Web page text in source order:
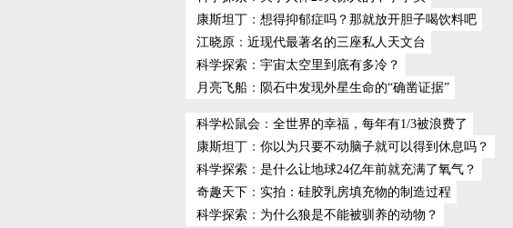
康斯坦丁 ： 想得抑郁症吗？那就放开胆子喝饮料吧
江晓原 ： 近现代最著名的三座私人天文台
科学探索 ： 宇宙太空里到底有多冷？
月亮飞船 ： 陨石中发现外星生命的“确凿证据”
科学松鼠会 ： 全世界的幸福，每年有1/3被浪费了
康斯坦丁 ： 你以为只要不动脑子就可以得到休息吗？
科学探索 ： 是什么让地球24亿年前就充满了氧气？
奇趣天下 ： 实拍：硅胶乳房填充物的制造过程
科学探索 ： 为什么狼是不能被驯养的动物？